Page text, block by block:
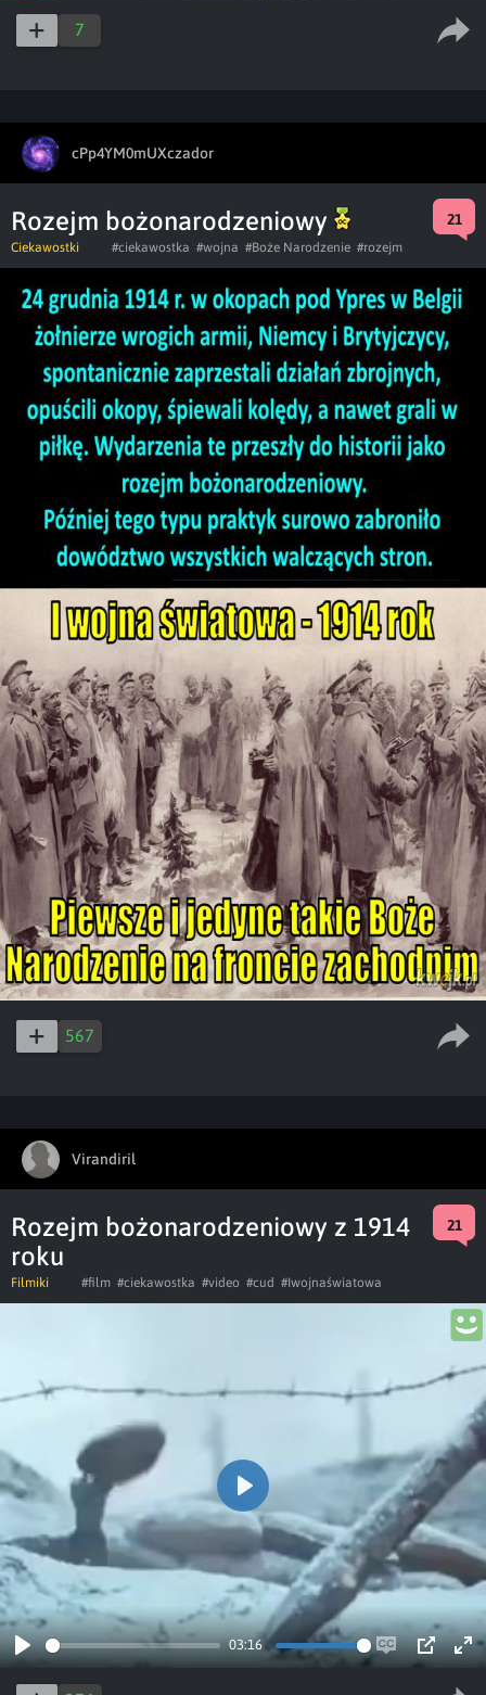
7
cPp4YM0mUXczador
Rozejm bożonarodzeniowy 21
Ciekawostki #ciekawostka #wojna #Boże Narodzenie #rozejm
567
Virandiril
Rozejm bożonarodzeniowy z 1914
roku
21
Filmiki #film #ciekawostka #video #cud #Iwojnaświatowa
Play
03:16
EnablePIP
Play